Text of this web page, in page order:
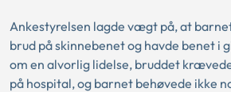
Ankestyrelsen lagde vægt på, at
brud på skinnebenet og havde benet i
om en alvorlig lidelse, bruddet
på hospital, og barnet behøvede ikke